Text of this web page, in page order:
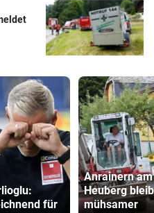
für
Anrainern am
Heuberg
mühsamer